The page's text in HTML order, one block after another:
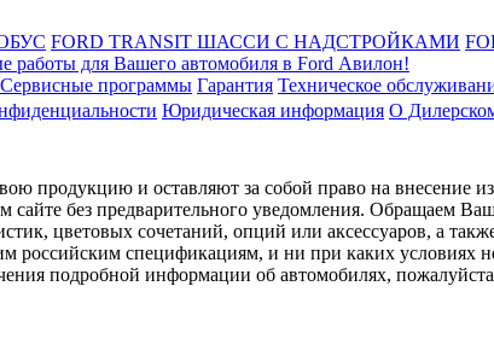
FORD TRANSIT ШАССИ С НАДСТРОЙКАМИ
работы для Вашего автомобиля в Ford Авилон!
Сервисные программы Гарантия Техническое
Юридическая информация О
продукцию и оставляют за собой право на внесение
без предварительного уведомления. Обращаем
цветовых сочетаний, опций или аксессуаров, а
российским спецификациям, и ни при каких условиях
подробной информации об автомобилях,